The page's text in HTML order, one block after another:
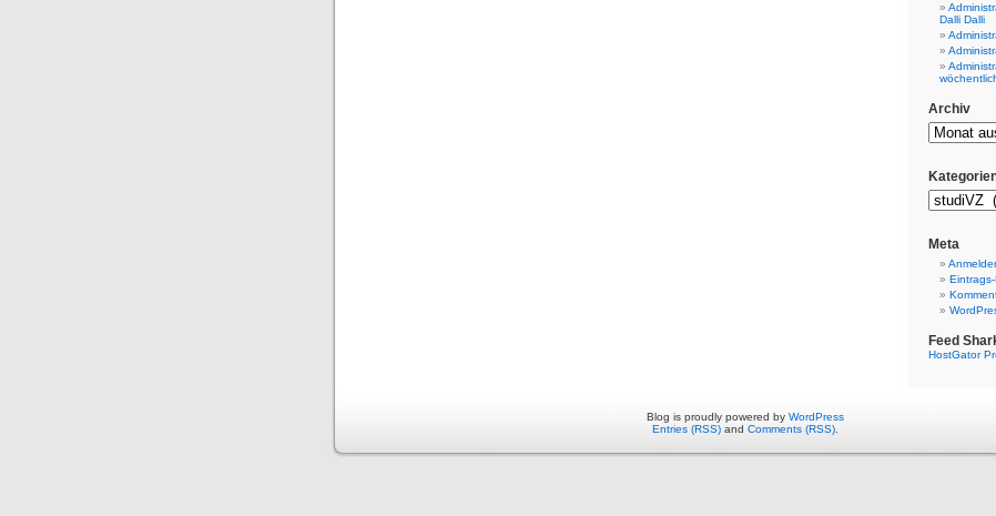
Dalli Dalli
Archiv
Meta
Feed
HostGator
Blog is proudly powered by WordPress
Entries (RSS) and Comments (RSS)